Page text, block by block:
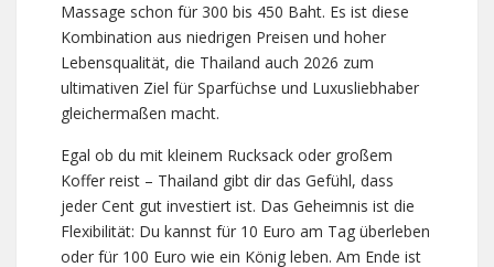
Massage schon für 300 bis 450 Baht. Es ist diese
Kombination aus niedrigen Preisen und hoher
Lebensqualität, die Thailand auch 2026 zum
ultimativen Ziel für Sparfüchse und Luxusliebhaber
gleichermaßen macht.
Egal ob du mit kleinem Rucksack oder großem
Koffer reist – Thailand gibt dir das Gefühl, dass
jeder Cent gut investiert ist. Das Geheimnis ist die
Flexibilität: Du kannst für 10 Euro am Tag überleben
oder für 100 Euro wie ein König leben. Am Ende ist